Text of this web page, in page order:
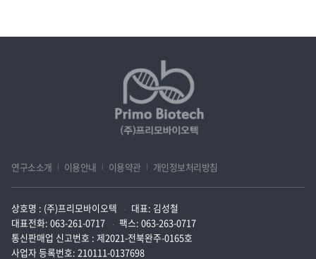
연구소소개 이용안내 이용약관 개인정보처리방침
상호명 : (주)프리모바이오텍
대표: 김성철
대표전화: 063-261-0717
팩스: 063-263-0717
통신판매업 신고번호 : 제2021-전북완주-0165호
사업자 등록번호: 210111-0137698